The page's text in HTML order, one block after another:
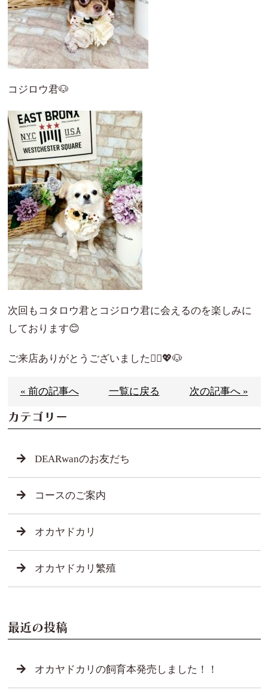
コジロウ君🐶
次回もコタロウ君とコジロウ君に会えるのを楽しみに
しております😊
ご来店ありがとうございました🙇‍♀️💖🐶
« 前の記事へ 一覧に戻る 次の記事へ »
カテゴリー
DEARwanのお友だち
コースのご案内
オカヤドカリ
オカヤドカリ繁殖
最近の投稿
オカヤドカリの飼育本発売しました！！